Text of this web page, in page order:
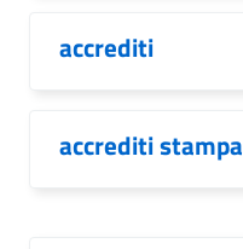
accrediti
accrediti stampa